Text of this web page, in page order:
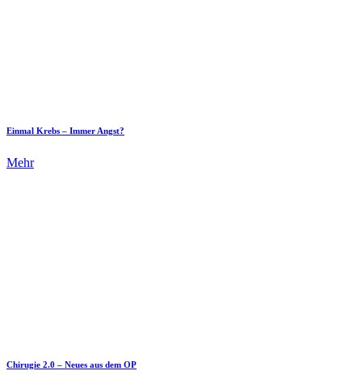
Einmal Krebs – Immer Angst?
Mehr
Chirugie 2.0 – Neues aus dem OP